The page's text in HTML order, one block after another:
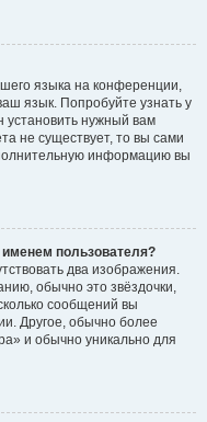
языка на конференции,
язык. Попробуйте узнать у
нужный вам
не существует, то вы сами
информацию вы
пользователя?
два изображения.
обычно это звёздочки,
сообщений вы
Другое, обычно более
и обычно уникально для